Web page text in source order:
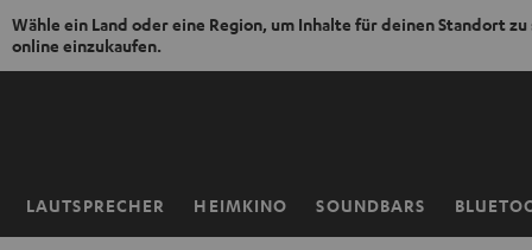
Wähle ein Land oder eine Region, um Inhalte für deinen Standort zu
online einzukaufen.
ZUM
LAUTSPRECHER HEIMKINO SOUNDBARS
Startseite